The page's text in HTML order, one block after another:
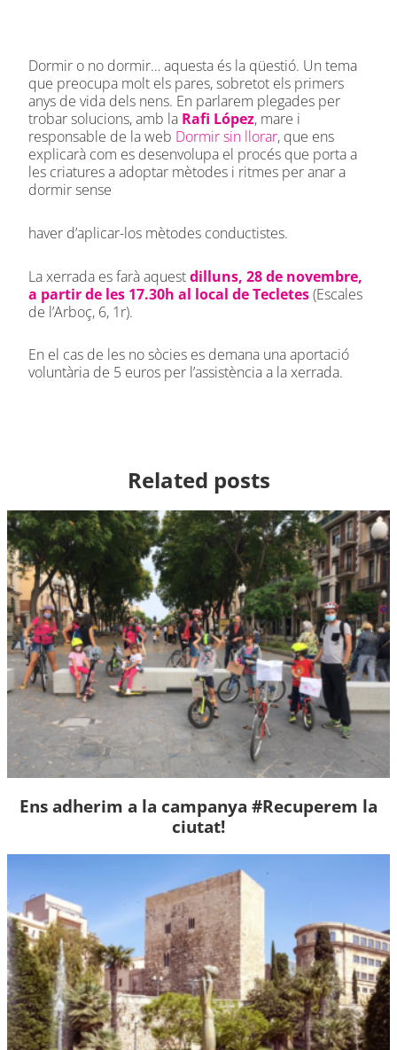
Dormir o no dormir… aquesta és la qüestió. Un tema
que preocupa molt els pares, sobretot els primers
anys de vida dels nens. En parlarem plegades per
trobar solucions, amb la Rafi López, mare i
responsable de la web Dormir sin llorar, que ens
explicarà com es desenvolupa el procés que porta a
les criatures a adoptar mètodes i ritmes per anar a
dormir sense
haver d’aplicar-los mètodes conductistes.
La xerrada es farà aquestdilluns, 28 de novembre,
a partir de les 17.30h al local de Tecletes(Escales
de l’Arboç, 6, 1r).
En el cas de les no sòcies es demana una aportació
voluntària de 5 euros per l’assistència a la xerrada.
Related posts
Ens adherim a la campanya #Recuperem la
ciutat!